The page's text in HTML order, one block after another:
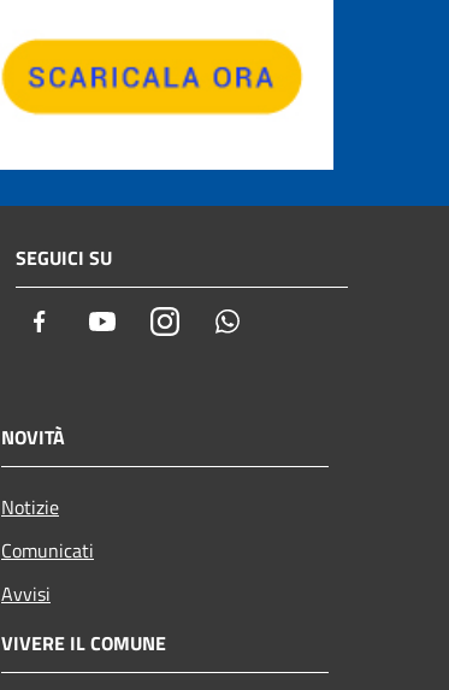
SEGUICI SU
Facebook YoutubeInstagram
NOVITÀ
Notizie
Comunicati
Avvisi
VIVERE IL COMUNE